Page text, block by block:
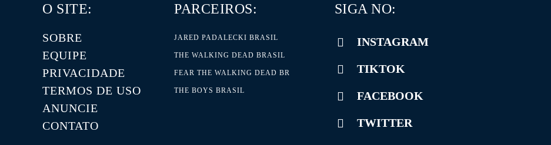
O SITE:
SOBRE
EQUIPE
PRIVACIDADE
TERMOS DE USO
ANUNCIE
CONTATO
PARCEIROS:
JARED PADALECKI BRASIL
THE WALKING DEAD BRASIL
FEAR THE WALKING DEAD BR
THE BOYS BRASIL
SIGA NO:
INSTAGRAM
TIKTOK
FACEBOOK
TWITTER